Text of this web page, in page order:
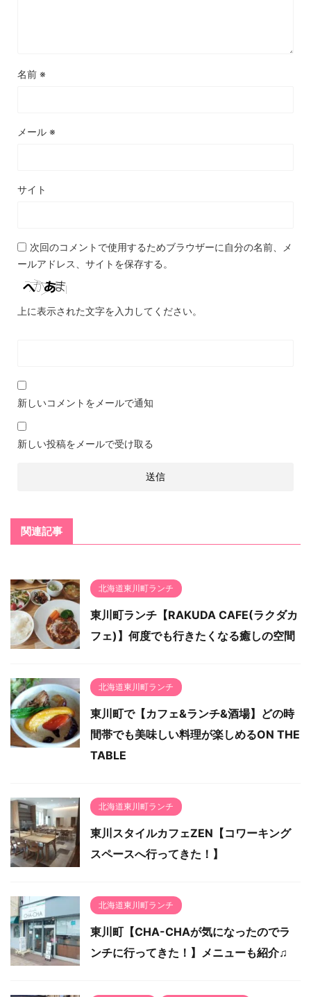
名前 ※
メール ※
サイト
次回のコメントで使用するためブラウザーに自分の名前、メ
ールアドレス、サイトを保存する。
上に表示された文字を入力してください。
新しいコメントをメールで通知
新しい投稿をメールで受け取る
関連記事
北海道東川町ランチ
東川町ランチ【RAKUDA CAFE(ラクダカ
フェ)】何度でも行きたくなる癒しの空間
北海道東川町ランチ
東川町で【カフェ&ランチ&酒場】どの時
間帯でも美味しい料理が楽しめるON THE
TABLE
北海道東川町ランチ
東川スタイルカフェZEN【コワーキング
スペースへ行ってきた！】
北海道東川町ランチ
東川町【CHA-CHAが気になったのでラ
ンチに行ってきた！】メニューも紹介♫